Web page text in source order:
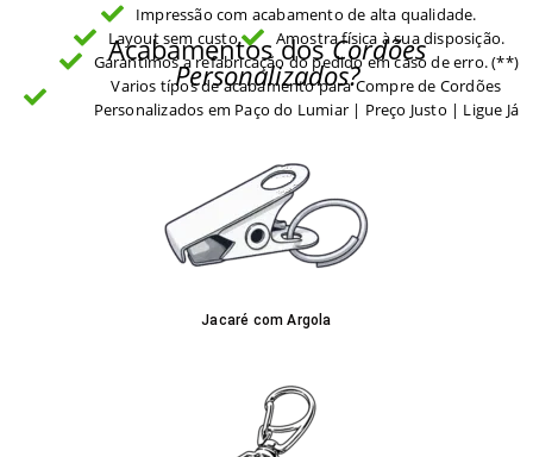
Impressão com acabamento de alta qualidade.
Layout sem custo.
Amostra física à sua disposição.
Garantimos a refabricação do pedido em caso de erro. (**)
Varios típos de acabamento para Compre de Cordões
Personalizados em Paço do Lumiar | Preço Justo | Ligue Já
Acabamentos dosCordões
Personalizados?
Jacaré com Argola